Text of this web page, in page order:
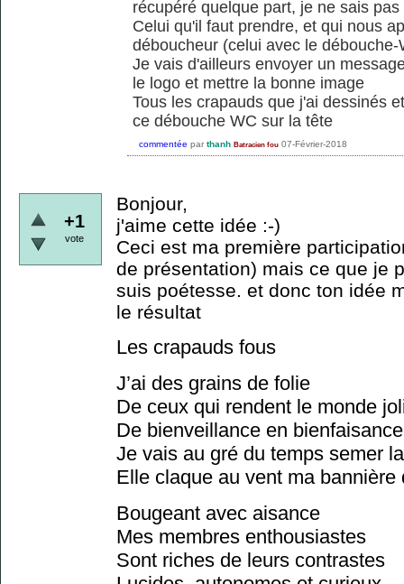
récupéré quelque part, je ne sais
Celui qu'il faut prendre, et qui nous
déboucheur (celui avec le
Je vais d'ailleurs envoyer un
le logo et mettre la bonne image
Tous les crapauds que j'ai dessinés
ce débouche WC sur la tête
commentée par thanh Batracien fou 07-Février-2018
+1
vote
Bonjour,
j'aime cette idée :-)
Ceci est ma première
de présentation) mais ce que je
suis poétesse. et donc ton idée
le résultat
Les crapauds fous
J’ai des grains de folie
De ceux qui rendent le monde
De bienveillance en bienfaisance
Je vais au gré du temps semer
Elle claque au vent ma bannière
Bougeant avec aisance
Mes membres enthousiastes
Sont riches de leurs contrastes